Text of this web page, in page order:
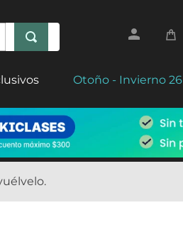
Otoño - Invierno 26